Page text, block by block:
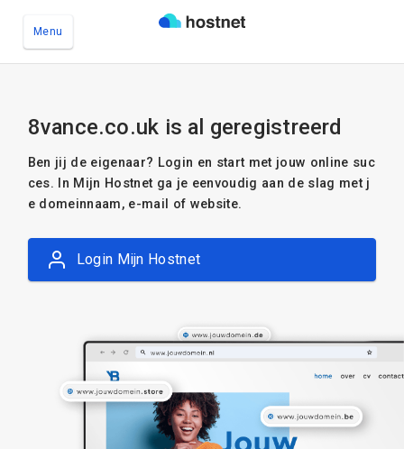
Menu
8vance.co.uk is al geregistreerd
Ben jij de eigenaar? Login en start met jouw online suc
ces. In Mijn Hostnet ga je eenvoudig aan de slag met j
e domeinnaam, e-mail of website.
Login Mijn Hostnet